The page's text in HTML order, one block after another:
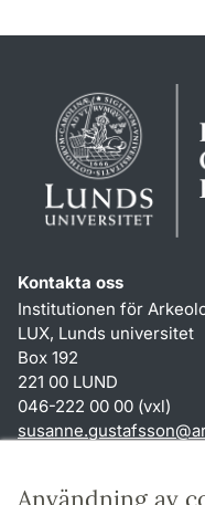
Användning av
Kontakta oss
Institutionen för
LUX, Lunds universitet
Box 192
221 00 LUND
046-222 00 00 (vxl)
susanne.gustafsson@
Genvägar